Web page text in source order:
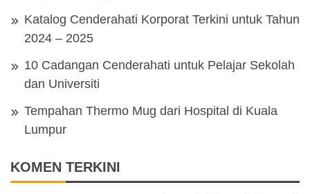
Katalog Cenderahati Korporat Terkini untuk Tahun
2024 – 2025
10 Cadangan Cenderahati untuk Pelajar Sekolah
dan Universiti
Tempahan Thermo Mug dari Hospital di Kuala
Lumpur
KOMEN TERKINI